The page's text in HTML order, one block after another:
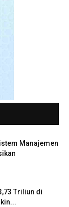
Manajemen
Triliun di